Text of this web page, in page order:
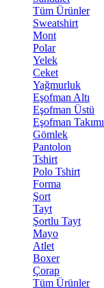
Tüm Ürünler
Sweatshirt
Mont
Polar
Yelek
Ceket
Yağmurluk
Eşofman Altı
Eşofman Üstü
Eşofman Takımı
Gömlek
Pantolon
Tshirt
Polo Tshirt
Forma
Şort
Tayt
Şortlu Tayt
Mayo
Atlet
Boxer
Çorap
Tüm Ürünler